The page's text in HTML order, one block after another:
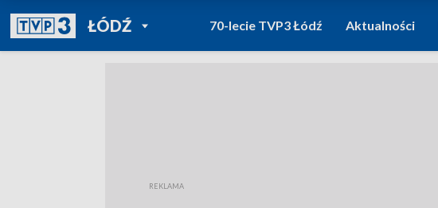
ŁÓDŹPOWRÓT DO
TVP REGIONY
70-lecie TVP3 Łódź Aktualności